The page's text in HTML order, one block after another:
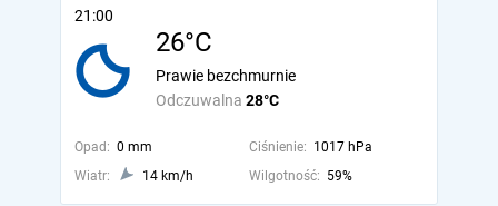
21:00
26°C
Odczuwalna 28°C
Prawie bezchmurnie
Opad: 0 mm Ciśnienie: 1017 hPa
Wiatr:
14 km/h Wilgotność: 59%